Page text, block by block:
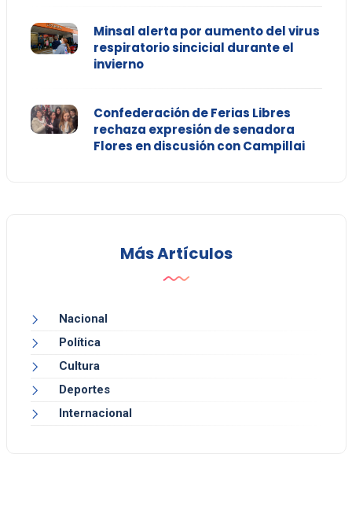
Minsal alerta por aumento del virus
respiratorio sincicial durante el
invierno
Confederación de Ferias Libres
rechaza expresión de senadora
Flores en discusión con Campillai
Más Artículos
Nacional
Política
Cultura
Deportes
Internacional